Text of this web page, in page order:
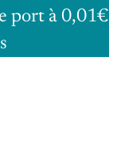
port à 0,01€